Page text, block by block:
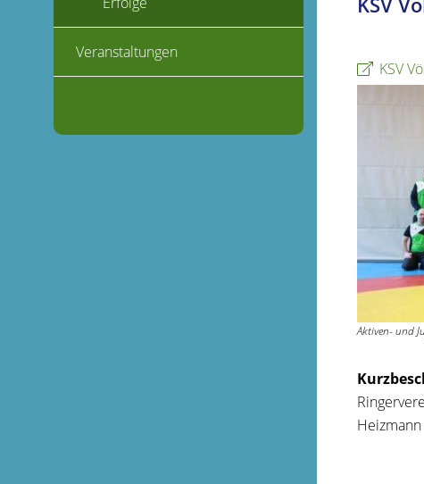
KSV
Aktiven- und
Veranstaltungen